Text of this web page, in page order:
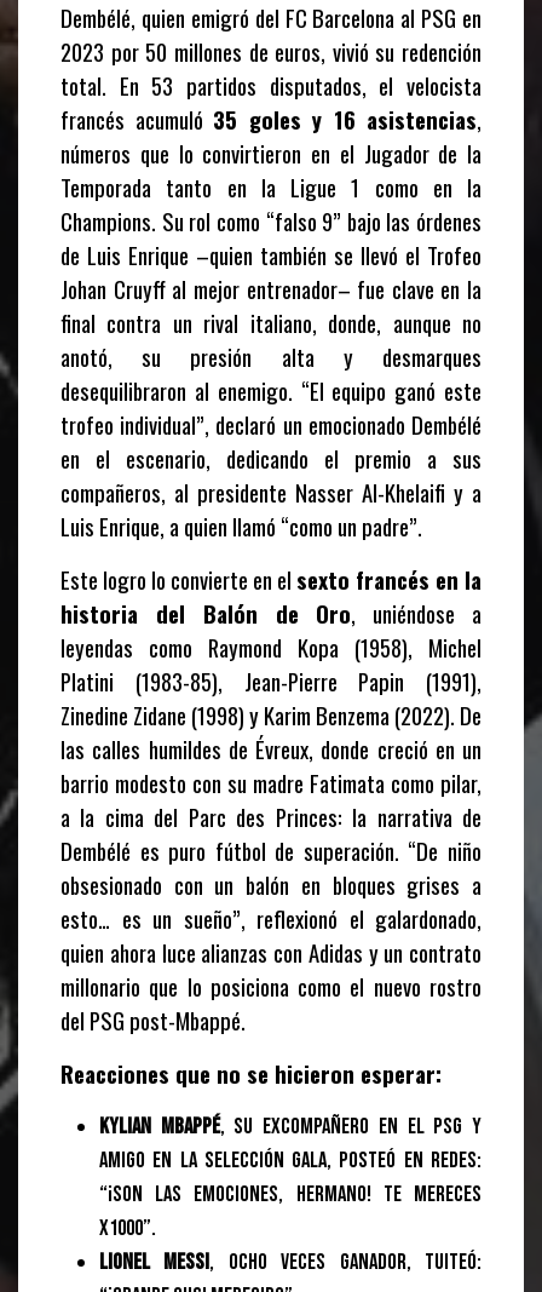
Dembélé, quien emigró del FC Barcelona al PSG en
2023 por 50 millones de euros, vivió su redención
total. En 53 partidos disputados, el velocista
francés acumuló 35 goles y 16 asistencias,
números que lo convirtieron en el Jugador de la
Temporada tanto en la Ligue 1 como en la
Champions. Su rol como “falso 9” bajo las órdenes
de Luis Enrique –quien también se llevó el Trofeo
Johan Cruyff al mejor entrenador– fue clave en la
final contra un rival italiano, donde, aunque no
anotó, su presión alta y desmarques
desequilibraron al enemigo. “El equipo ganó este
trofeo individual”, declaró un emocionado Dembélé
en el escenario, dedicando el premio a sus
compañeros, al presidente Nasser Al-Khelaifi y a
Luis Enrique, a quien llamó “como un padre”.
Este logro lo convierte en el sexto francés en la
historia del Balón de Oro, uniéndose a
leyendas como Raymond Kopa (1958), Michel
Platini (1983-85), Jean-Pierre Papin (1991),
Zinedine Zidane (1998) y Karim Benzema (2022). De
las calles humildes de Évreux, donde creció en un
barrio modesto con su madre Fatimata como pilar,
a la cima del Parc des Princes: la narrativa de
Dembélé es puro fútbol de superación. “De niño
obsesionado con un balón en bloques grises a
esto… es un sueño”, reflexionó el galardonado,
quien ahora luce alianzas con Adidas y un contrato
millonario que lo posiciona como el nuevo rostro
del PSG post-Mbappé.
Reacciones que no se hicieron esperar:
Kylian Mbappé, su excompañero en el PSG y
amigo en la selección gala, posteó en redes:
“¡Son las emociones, hermano! Te mereces
x1000”.
Lionel Messi, ocho veces ganador, tuiteó: